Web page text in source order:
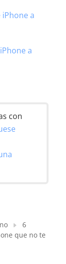
a
a
con
6
que no te